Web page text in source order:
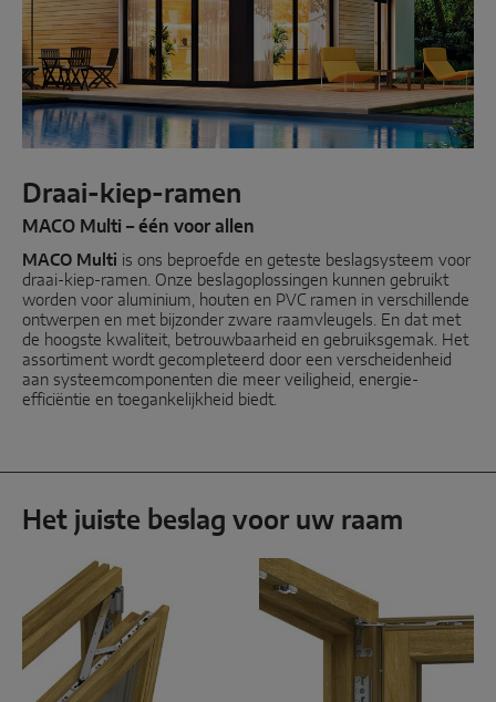
Schuifkiep
Parallell schuiven
Systeemcomponenten
DEUROPLOSSINGEN
Instinct by MACO
MACO Protect M-TS
MACO Protect A-TS
Krukbediend
Sense by MACO
MACO Tronic
Draai-kiep-ramen
MACO Multi – één voor allen
MACO Multi is ons beproefde en geteste beslagsysteem voor
draai-kiep-ramen. Onze beslagoplossingen kunnen gebruikt
worden voor aluminium, houten en PVC ramen in verschillende
ontwerpen en met bijzonder zware raamvleugels. En dat met
de hoogste kwaliteit, betrouwbaarheid en gebruiksgemak. Het
assortiment wordt gecompleteerd door een verscheidenheid
aan systeemcomponenten die meer veiligheid, energie-
efficiëntie en toegankelijkheid biedt.
Het juiste beslag voor uw raam